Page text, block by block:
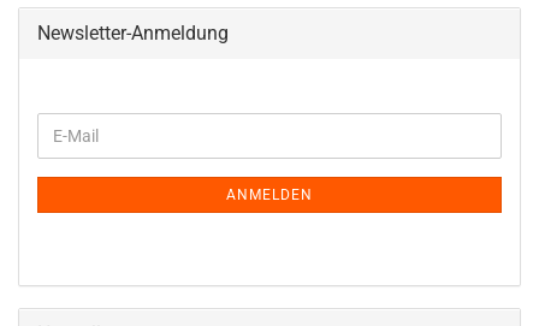
Newsletter-Anmeldung
ZUR
E-
Mail
ANMELDEN